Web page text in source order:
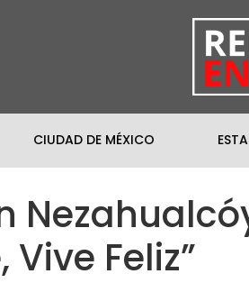
CIUDAD DE MÉXICO
Feliz”